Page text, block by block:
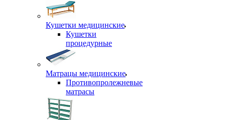
Кушетки медицинские
Кушетки
процедурные
Матрацы медицинские
Противопролежневые
матрасы